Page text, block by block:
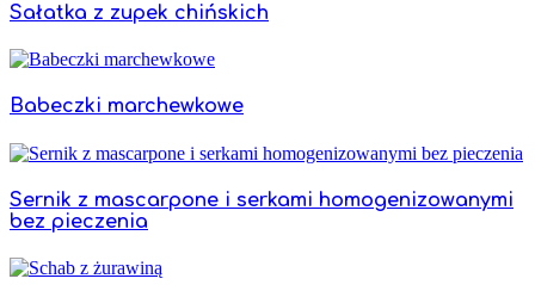
Sałatka z zupek chińskich
Babeczki marchewkowe
Sernik z mascarpone i serkami homogenizowanymi
bez pieczenia